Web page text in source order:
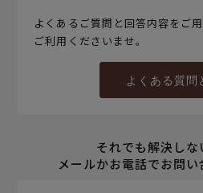
よくあるご質問と回答内容をご
ご利用くださいませ。
よくある質問
それでも解決しな
メールかお電話でお問い